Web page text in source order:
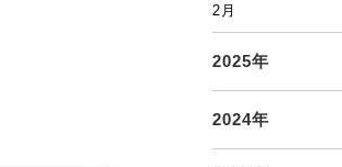
2月
2025年
2024年